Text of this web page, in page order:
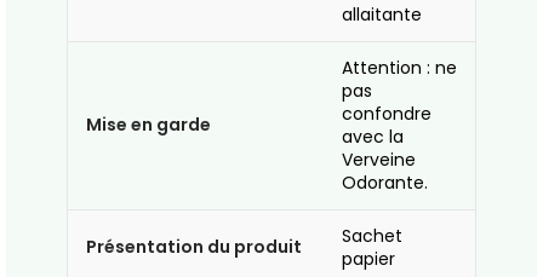
allaitante
Mise en garde
Attention : ne
pas
confondre
avec la
Verveine
Odorante.
Présentation du produit
Sachet
papier